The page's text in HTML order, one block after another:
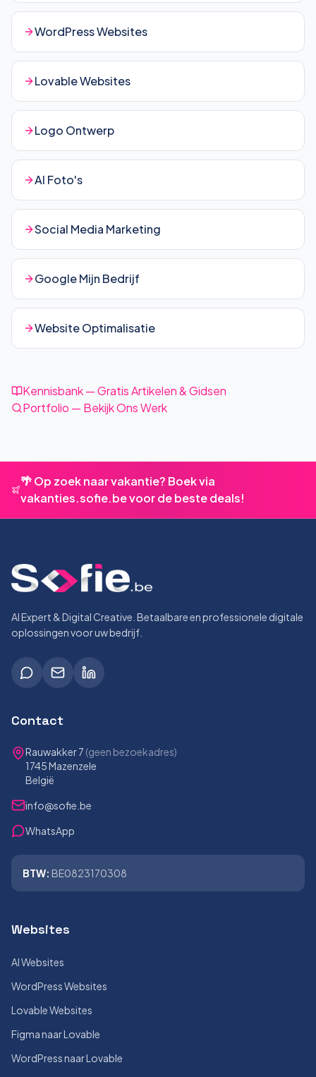
WordPress Websites
Lovable Websites
Logo Ontwerp
AI Foto's
Social Media Marketing
Google Mijn Bedrijf
Website Optimalisatie
Kennisbank — Gratis Artikelen & Gidsen
Portfolio — Bekijk Ons Werk
🌴 Op zoek naar vakantie? Boek via
vakanties.sofie.be voor de beste deals!
AI Expert & Digital Creative. Betaalbare en professionele digitale
oplossingen voor uw bedrijf.
Contact
Rauwakker 7 (geen bezoekadres)
1745 Mazenzele
België
info@sofie.be
WhatsApp
BTW: BE0823170308
Websites
AI Websites
WordPress Websites
Lovable Websites
Figma naar Lovable
WordPress naar Lovable